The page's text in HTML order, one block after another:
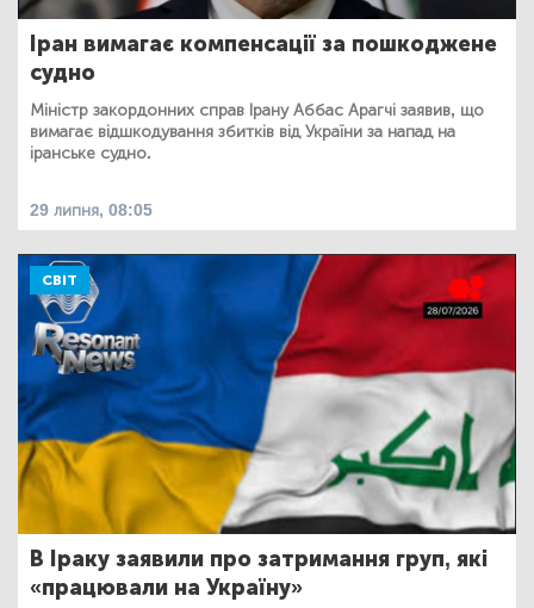
Іран вимагає компенсації за пошкоджене
судно
Міністр закордонних справ Ірану Аббас Арагчі заявив, що
вимагає відшкодування збитків від України за напад на
іранське судно.
29 липня, 08:05
СВІТ
В Іраку заявили про затримання груп, які
«працювали на Україну»